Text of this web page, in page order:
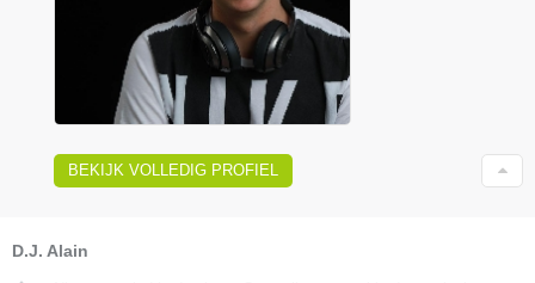
BEKIJK VOLLEDIG PROFIEL
D.J. Alain